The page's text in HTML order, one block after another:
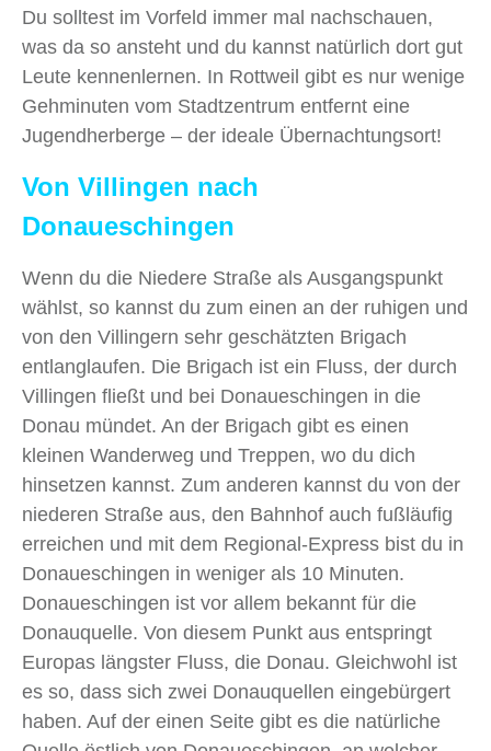
Du solltest im Vorfeld immer mal nachschauen,
was da so ansteht und du kannst natürlich dort gut
Leute kennenlernen. In Rottweil gibt es nur wenige
Gehminuten vom Stadtzentrum entfernt eine
Jugendherberge – der ideale Übernachtungsort!
Von Villingen nach
Donaueschingen
Wenn du die Niedere Straße als Ausgangspunkt
wählst, so kannst du zum einen an der ruhigen und
von den Villingern sehr geschätzten Brigach
entlanglaufen. Die Brigach ist ein Fluss, der durch
Villingen fließt und bei Donaueschingen in die
Donau mündet. An der Brigach gibt es einen
kleinen Wanderweg und Treppen, wo du dich
hinsetzen kannst. Zum anderen kannst du von der
niederen Straße aus, den Bahnhof auch fußläufig
erreichen und mit dem Regional-Express bist du in
Donaueschingen in weniger als 10 Minuten.
Donaueschingen ist vor allem bekannt für die
Donauquelle. Von diesem Punkt aus entspringt
Europas längster Fluss, die Donau. Gleichwohl ist
es so, dass sich zwei Donauquellen eingebürgert
haben. Auf der einen Seite gibt es die natürliche